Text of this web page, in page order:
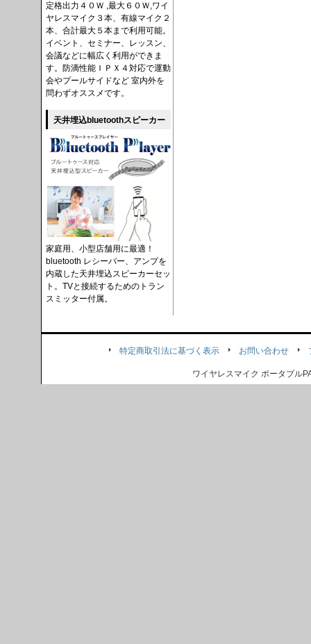
定格出力４０Ｗ ,最大６０Ｗ,ワイ
ヤレスマイク３本、有線マイク２
本、合計最大５本まで利用可能。
イベント、セミナー、レッスン、
会議などに幅広く利用ができま
す。防滴性能ＩＰＸ４対応で運動
会やプールサイドなど 室内外を
問わずオススメです。
天井埋込bluetoothスピーカー
家庭用、小型店舗用に最適！
bluetooth レシーバー、アンプを
内蔵した天井埋込スピーカーセッ
ト。TVと接続するためのトラン
スミッター付属。
特定商取引法に基づく表示 お問い合わせ
ワイヤレスマイク ポータブル